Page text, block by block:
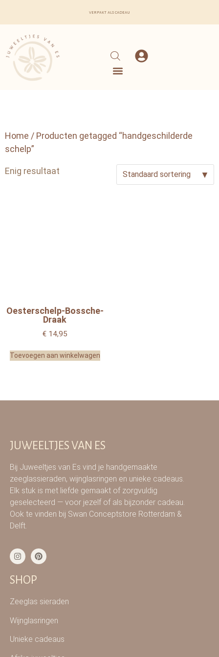
verpakt als cadeau
Home / Producten getagged “handgeschilderde
schelp”
Enig resultaat
Oesterschelp-Bossche-
Draak
€14,95
Toevoegen aan winkelwagen
JUWEELTJES VAN ES
Bij Juweeltjes van Es vind je handgemaakte
zeeglassieraden, wijnglasringen en unieke cadeaus.
Elk stuk is met liefde gemaakt of zorgvuldig
geselecteerd — voor jezelf of als bijzonder cadeau.
Ook te vinden bij Swan Conceptstore Rotterdam &
Delft.
SHOP
Zeeglas sieraden
Wijnglasringen
Unieke cadeaus